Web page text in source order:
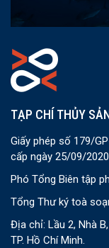
TẠP CHÍ THỦY
Giấy phép số 179/
cấp ngày 25/09/2020
Phó Tổng Biên tập
Tổng Thư ký toà
Địa chỉ: Lầu 2, Nhà
TP. Hồ Chí Minh.